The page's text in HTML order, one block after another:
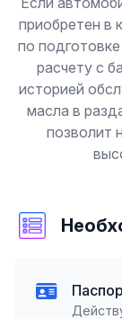
приобретен в
по
расчету с
историей
масла в
позволит